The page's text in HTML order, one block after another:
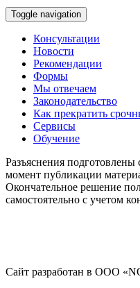
Toggle navigation
Консультации
Новости
Рекомендации
Формы
Мы отвечаем
Законодательство
Как прекратить
Сервисы
Обучение
Разъяснения
момент публикации
Окончательное решение
самостоятельно с учетом
Сайт разработан в ООО